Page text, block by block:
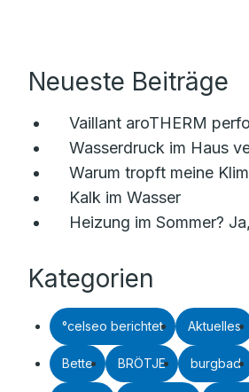
Neueste Beiträge
Vaillant aroTHERM
Wasserdruck im Haus
Warum tropft meine
Kalk im Wasser
Heizung im Sommer?
Kategorien
°celseo berichtet Aktuelles
Bette BRÖTJE burgbad